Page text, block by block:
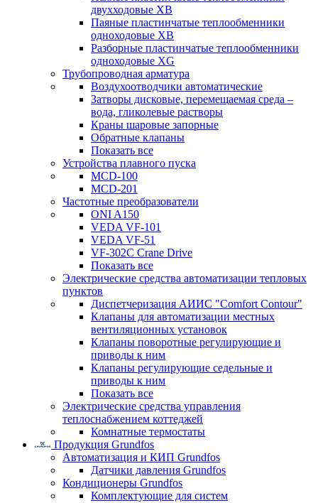
двухходовые XB
Паяные пластинчатые теплообменники
одноходовые ХВ
Разборные пластинчатые теплообменники
одноходовые ХG
Трубопроводная арматура
Воздухоотводчики автоматические
Затворы дисковые, перемещаемая среда –
вода, гликолевые растворы
Краны шаровые запорные
Обратные клапаны
Показать все
Устройства плавного пуска
MCD-100
MCD-201
Частотные преобразователи
ONI A150
VEDA VF-101
VEDA VF-51
VF-302C Crane Drive
Показать все
Электрические средства автоматизации тепловых
пунктов
Диспетчеризация АИИС "Comfort Contour"
Клапаны для автоматизации местных
вентиляционных установок
Клапаны поворотные регулирующие и
приводы к ним
Клапаны регулирующие седельные и
приводы к ним
Показать все
Электрические средства управления
теплоснабжением коттеджей
Комнатные термостаты
Продукция Grundfos
Автоматизация и КИП Grundfos
Датчики давления Grundfos
Кондиционеры Grundfos
Комплектующие для систем